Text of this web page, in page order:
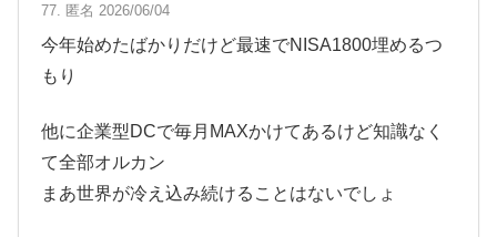
77. 匿名 2026/06/04
今年始めたばかりだけど最速でNISA1800埋めるつ
もり
他に企業型DCで毎月MAXかけてあるけど知識なく
て全部オルカン
まあ世界が冷え込み続けることはないでしょ